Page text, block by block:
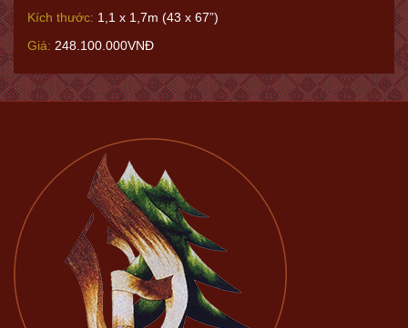
Kích thước: 1,1 x 1,7m (43 x 67”)
Giá: 248.100.000VNĐ